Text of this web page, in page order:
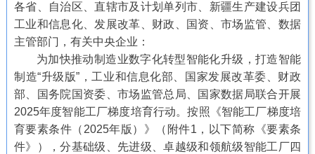
各省、自治区、直辖市及计划单列市、新疆生产建设兵团
工业和信息化、发展改革、财政、国资、市场监管、数据
主管部门，有关中央企业：
为加快推动制造业数字化转型智能化升级，打造智能
制造“升级版”，工业和信息化部、国家发展改革委、财政
部、国务院国资委、市场监管总局、国家数据局联合开展
2025年度智能工厂梯度培育行动。按照《智能工厂梯度培
育要素条件（2025年版）》（附件1，以下简称《要素条
件》），分基础级、先进级、卓越级和领航级智能工厂四